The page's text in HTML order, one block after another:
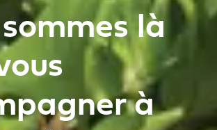
là
à